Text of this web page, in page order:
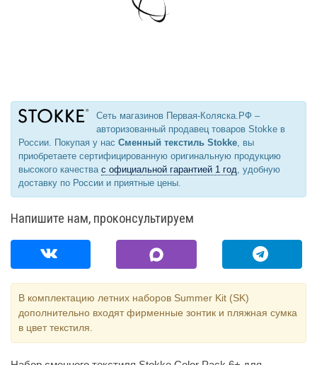
Сеть магазинов Первая-Коляска.РФ –
авторизованный продавец товаров Stokke в
России. Покупая у нас Сменный текстиль Stokke , вы
приобретаете сертифицированную оригинальную продукцию
высокого качества с официальной гарантией 1 год , удобную
доставку по России и приятные цены.
Напишите нам, проконсультируем
В комплектацию летних наборов Summer Kit (SK)
дополнительно входят фирменные зонтик и пляжная сумка
в цвет текстиля.